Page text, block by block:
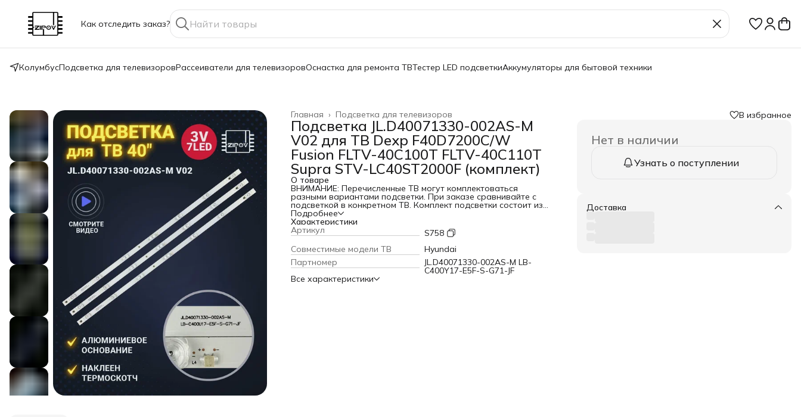
Как отследить заказ?
КолумбусПодсветка для телевизоровРассеиватели для телевизоровОснастка для ремонта ТВТестер LED подсветкиАккумуляторы для бытовой техники
Подсветка для телевизоров
Главная ›
Подсветка JL.D40071330-002AS-M
V02 для ТВ Dexp F40D7200C/W
Fusion FLTV-40C100T FLTV-40C110T
Supra STV-LC40ST2000F (комплект)
О товаре
ВНИМАНИЕ: Перечисленные ТВ могут комплектоваться
разными вариантами подсветки. При заказе сравнивайте с
подсветкой в конкретном ТВ. Комплект подсветки состоит из
3-х планок по 7 светодиодов. Комплект предназначен для
замены всей подсветки на одном ТВ. Совместимые модели ТВ:
Dexp F40D7200C/W F40D7200C - использовалось несколько
вариантов подсветки. Fusion FLTV-40C100T FLTV-40C110T Supra
STV-LC40ST2000F Совместимая маркировка: JL.D40071330-
002AS-M LB-C400Y17-E5F-S-G71-JF Длина 758мм Напряжение
1-го светодиода: 3V
Подробнее
Характеристики
Артикул
S758
Cовместимые модели ТВ
Hyundai
Партномер
JL.D40071330-002AS-M LB-
C400Y17-E5F-S-G71-JF
Все характеристики
В избранное
Нет в наличии
Узнать о поступлении
Доставка